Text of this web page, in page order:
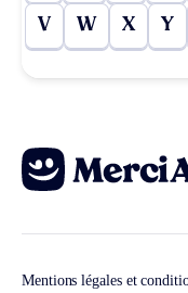
V W X Y
Mentions légales et